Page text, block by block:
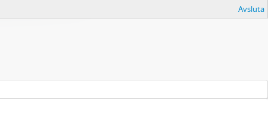
Avsluta